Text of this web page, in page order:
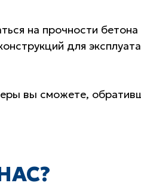
на прочности бетона
для
вы сможете,